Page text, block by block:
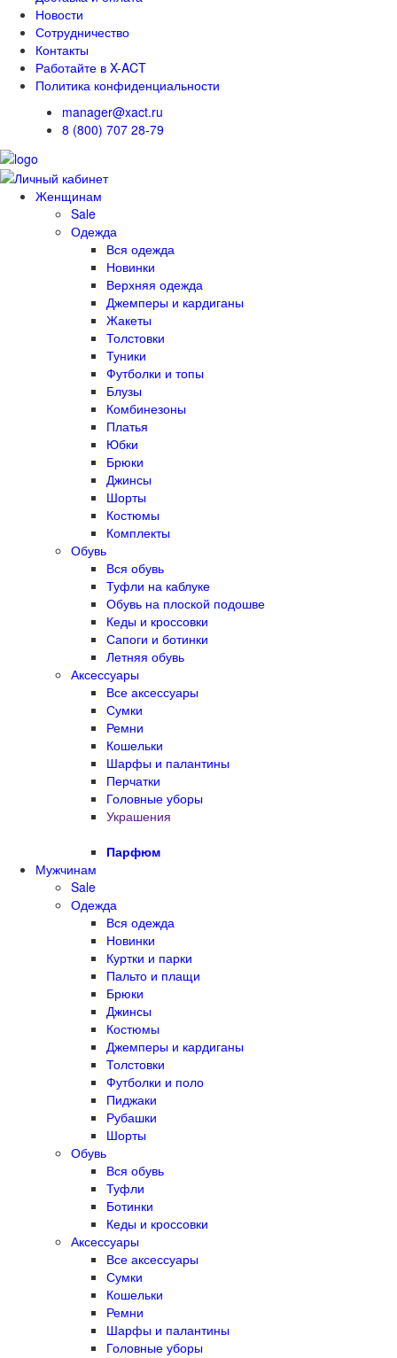
Новости
Сотрудничество
Контакты
Работайте в X-ACT
Политика конфиденциальности
manager@xact.ru
8 (800) 707 28-79
Женщинам
Sale
Одежда
Вся одежда
Новинки
Верхняя одежда
Джемперы и кардиганы
Жакеты
Толстовки
Туники
Футболки и топы
Блузы
Комбинезоны
Платья
Юбки
Брюки
Джинсы
Шорты
Костюмы
Комплекты
Обувь
Вся обувь
Туфли на каблуке
Обувь на плоской подошве
Кеды и кроссовки
Сапоги и ботинки
Летняя обувь
Аксессуары
Все аксессуары
Сумки
Ремни
Кошельки
Шарфы и палантины
Перчатки
Головные уборы
Украшения
Парфюм
Мужчинам
Sale
Одежда
Вся одежда
Новинки
Куртки и парки
Пальто и плащи
Брюки
Джинсы
Костюмы
Джемперы и кардиганы
Толстовки
Футболки и поло
Пиджаки
Рубашки
Шорты
Обувь
Вся обувь
Туфли
Ботинки
Кеды и кроссовки
Аксессуары
Все аксессуары
Сумки
Кошельки
Ремни
Шарфы и палантины
Головные уборы